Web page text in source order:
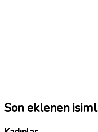
Son eklenen